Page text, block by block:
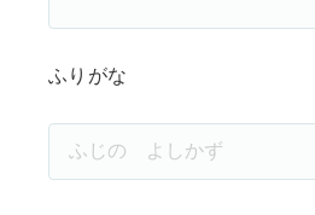
ふりがな